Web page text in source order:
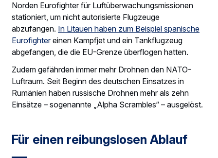
Norden Eurofighter für Luftüberwachungsmissionen
stationiert, um nicht autorisierte Flugzeuge
abzufangen. In Litauen haben zum Beispiel spanische
Eurofightereinen Kampfjet und ein Tankflugzeug
abgefangen, die die EU-Grenze überflogen hatten.
Zudem gefährden immer mehr Drohnen den NATO-
Luftraum. Seit Beginn des deutschen Einsatzes in
Rumänien haben russische Drohnen mehr als zehn
Einsätze – sogenannte „Alpha Scrambles“ – ausgelöst.
Für einen reibungslosen Ablauf